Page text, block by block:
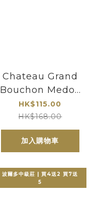
Chateau Grand
Bouchon Medoc
2022｜一級莊
Château
Angélus金鐘酒莊
釀酒師Hubert de
HK$115.00
HK$168.00
加入購物車
波爾多中級莊 | 買4送2 買7送
5